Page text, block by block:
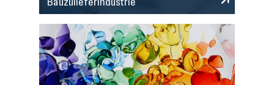
Bauzulieferindustrie